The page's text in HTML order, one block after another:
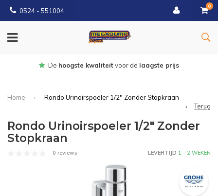
0524 - 551004
0
Gratisbezorgd vanaf €150
Home
Rondo Urinoirspoeler 1/2" Zonder Stopkraan
Terug
Rondo Urinoirspoeler 1/2" Zonder
Stopkraan
0 reviews LEVERTIJD 1 - 2 WEKEN